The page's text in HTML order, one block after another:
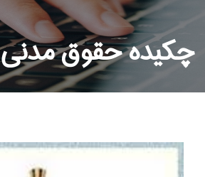
چکیده حقوق مدنی